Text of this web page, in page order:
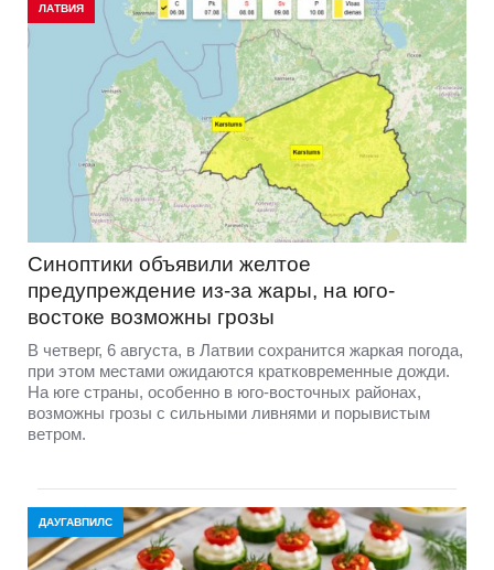
ЛАТВИЯ
Синоптики объявили желтое
предупреждение из-за жары, на юго-
востоке возможны грозы
В четверг, 6 августа, в Латвии сохранится жаркая погода,
при этом местами ожидаются кратковременные дожди.
На юге страны, особенно в юго-восточных районах,
возможны грозы с сильными ливнями и порывистым
ветром.
ДАУГАВПИЛС